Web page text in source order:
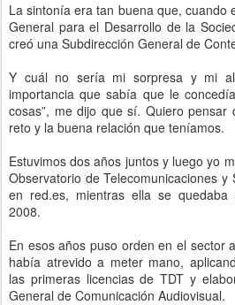
La sintonía era tan buena que, cuando
General para el Desarrollo de la
creó una Subdirección General de
Y cuál no sería mi sorpresa y mi
importancia que sabía que le
cosas”, me dijo que sí. Quiero pensar
reto y la buena relación que teníamos.
Estuvimos dos años juntos y luego yo
Observatorio de Telecomunicaciones
en red.es, mientras ella se quedaba
2008.
En esos años puso orden en el sector
había atrevido a meter mano,
las primeras licencias de TDT y
General de Comunicación Audiovisual.